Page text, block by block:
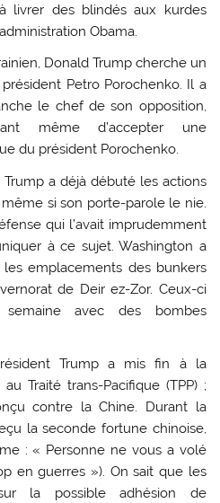
livrer des blindés aux kurdes
Obama.
Donald Trump cherche un
Petro Porochenko. Il a
le chef de son opposition,
même d’accepter une
du président Porochenko.
a déjà débuté les actions
si son porte-parole le nie.
qui l’avait imprudemment
à ce sujet. Washington a
les emplacements des bunkers
de Deir ez-Zor. Ceux-ci
avec des bombes
Trump a mis fin à la
Traité trans-Pacifique (TPP) ;
contre la Chine. Durant la
la seconde fortune chinoise,
: « Personne ne vous a volé
en guerres »). On sait que les
la possible adhésion de